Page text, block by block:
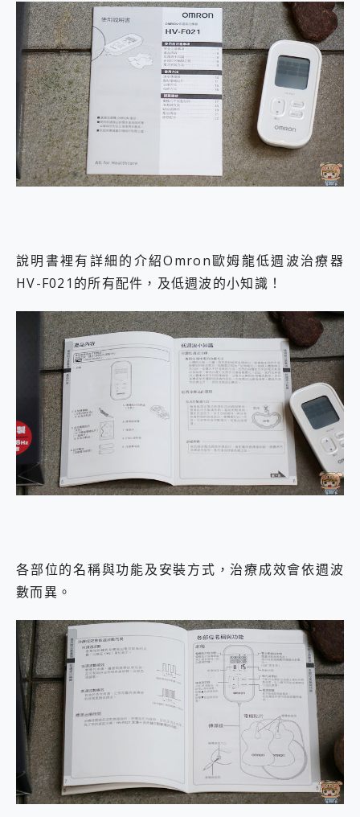
說明書裡有詳細的介紹Omron歐姆龍低週波治療器
HV-F021的所有配件，及低週波的小知識！
各部位的名稱與功能及安裝方式，治療成效會依週波
數而異。